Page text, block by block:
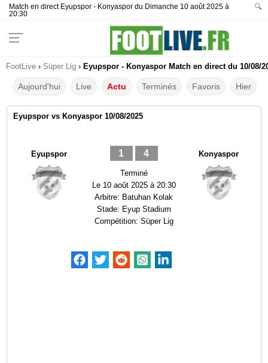
Match en direct Eyupspor - Konyaspor du Dimanche 10 août 2025 à
20:30
🔍
FootLive › Süper Lig › Eyupspor - Konyaspor Match en direct du 10/08/
Aujourd'hui Live Actu Terminés Favoris Hier
Eyupspor vs Konyaspor 10/08/2025
Eyupspor 1 4
Terminé
Le 10 août 2025 à 20:30
Arbitre: Batuhan Kolak
Stade: Eyup Stadium
Compétition: Süper Lig
Konyaspor